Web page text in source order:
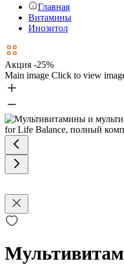
Главная
Витамины
Инозитол
Акция -25%
Main image Click to view